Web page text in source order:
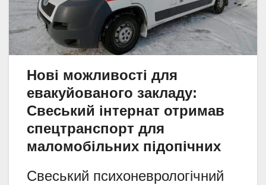
Нові можливості для
евакуйованого закладу:
Свеський інтернат отримав
спецтранспорт для
маломобільних підопічних
Свеський психоневрологічний